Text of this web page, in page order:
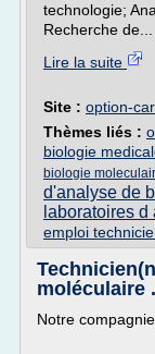
technologie;
Recherche de...
Lire la suite
Site : option-
Thèmes liés :
biologie
biologie
d'analyse de
laboratoires
emploi
moléculaire
Notre compagnie